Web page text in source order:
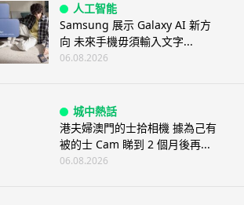
人工智能
Samsung 展示 Galaxy AI 新方
向 未來手機毋須輸入文字...
06.08.2026
城中熱話
港夫婦澳門的士拾相機 據為己有
被的士 Cam 睇到 2 個月後再...
06.08.2026